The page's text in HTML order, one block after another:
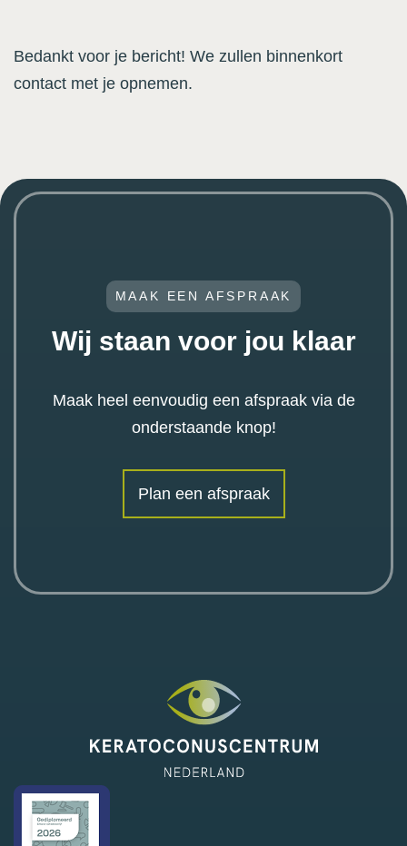
Bedankt voor je bericht! We zullen binnenkort
contact met je opnemen.
MAAK EEN AFSPRAAK
Wij staan voor jou klaar
Maak heel eenvoudig een afspraak via de
onderstaande knop!
Plan een afspraak